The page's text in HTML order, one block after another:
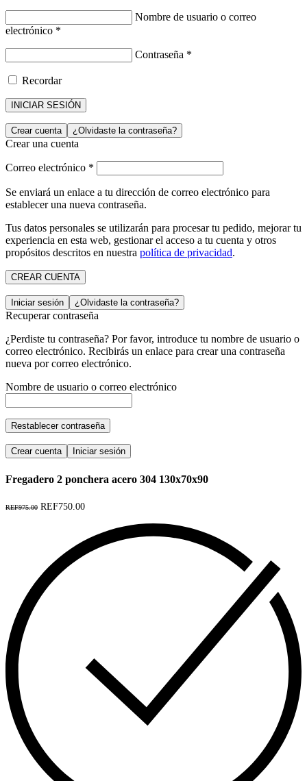
Nombre de usuario o correo
electrónico *
Contraseña *
Recordar
INICIAR SESIÓN
Crear cuenta ¿Olvidaste la contraseña?
Crear una cuenta
Correo electrónico *
Se enviará un enlace a tu dirección de correo electrónico para
establecer una nueva contraseña.
Tus datos personales se utilizarán para procesar tu pedido, mejorar tu
experiencia en esta web, gestionar el acceso a tu cuenta y otros
propósitos descritos en nuestra política de privacidad.
CREAR CUENTA
Iniciar sesión ¿Olvidaste la contraseña?
Recuperar contraseña
¿Perdiste tu contraseña? Por favor, introduce tu nombre de usuario o
correo electrónico. Recibirás un enlace para crear una contraseña
nueva por correo electrónico.
Nombre de usuario o correo electrónico
Restablecer contraseña
Crear cuenta Iniciar sesión
Fregadero 2 ponchera acero 304 130x70x90
REF975.00 REF750.00